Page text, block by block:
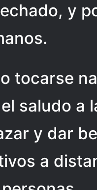
y
tocarse
saludo a
y dar
a